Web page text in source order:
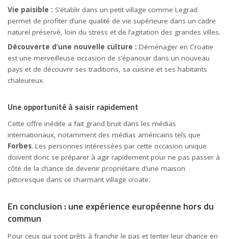
Vie paisible : S’établir dans un petit village comme Legrad
permet de profiter d’une qualité de vie supérieure dans un cadre
naturel préservé, loin du stress et de l’agitation des grandes villes.
Découverte d’une nouvelle culture : Déménager en Croatie
est une merveilleuse occasion de s’épanouir dans un nouveau
pays et de découvrir ses traditions, sa cuisine et ses habitants
chaleureux.
Une opportunité à saisir rapidement
Cette offre inédite a fait grand bruit dans les médias
internationaux, notamment des médias américains tels que
Forbes. Les personnes intéressées par cette occasion unique
doivent donc se préparer à agir rapidement pour ne pas passer à
côté de la chance de devenir propriétaire d’une maison
pittoresque dans ce charmant village croate.
En conclusion : une expérience européenne hors du
commun
Pour ceux qui sont prêts à franchir le pas et tenter leur chance en